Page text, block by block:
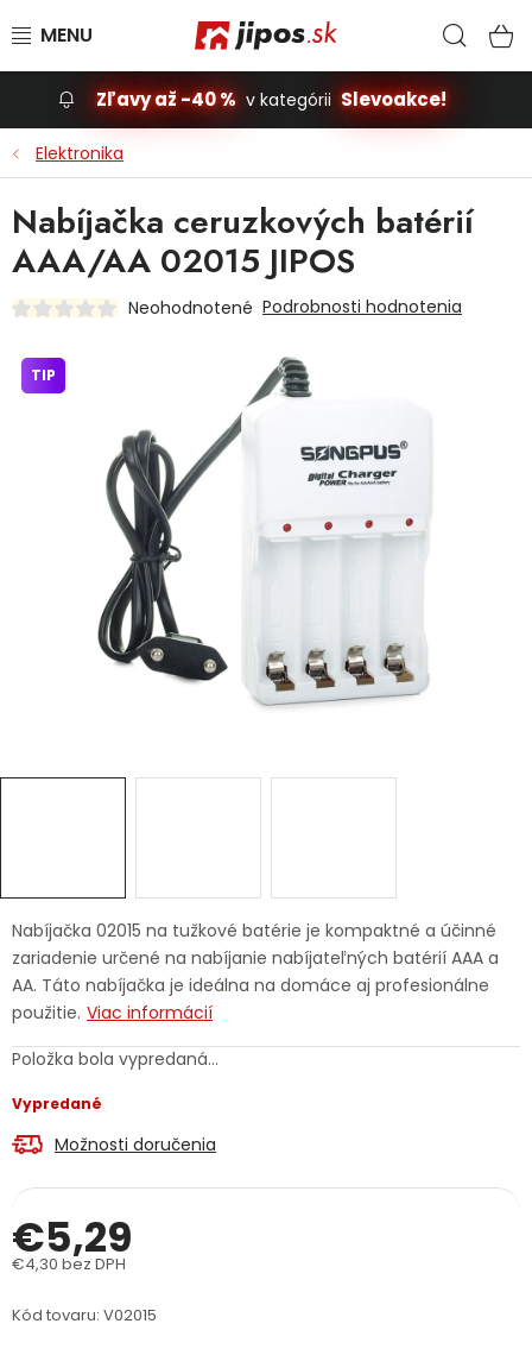
Slevoakce
Stavba, dom
Dielňa
Príslušenstvo pre automobily
Vybavenie a hračky pre deti
Domácnosť
Ochranné pracovné pomôcky
Vianoce
Servis náradia Hodnotenie obchodu
Doprava a platba Váš zákaznícky účet
Kontakty
Obchodné podmienky
Zľavy až -40 % v kategórii Slevoakce!
Elektronika
Nabíjačka 02015 na tužkové batérie je kompaktné a účinné
zariadenie určené na nabíjanie nabíjateľných batérií AAA a
AA. Táto nabíjačka je ideálna na domáce aj profesionálne
použitie. Viac informácií
Položka bola vypredaná…
Vypredané
Možnosti doručenia
€5,29
€4,30 bez DPH
Kód tovaru: V02015
Nabíjačka ceruzkových batérií
AAA/AA 02015 JIPOS
Neohodnotené Podrobnosti hodnotenia
TIP